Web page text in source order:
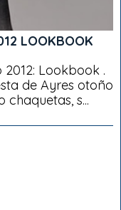
LOOKBOOK
Lookbook .
de Ayres otoño
chaquetas, s...